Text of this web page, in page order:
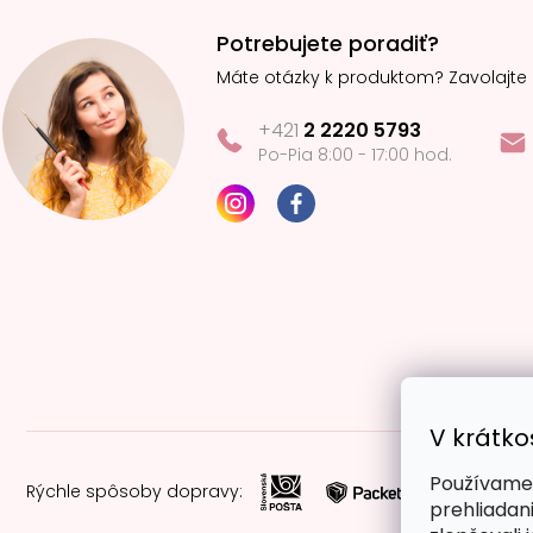
V
Potrebujete poradiť?
Máte otázky k produktom? Zavolajte
+421 2 2220 5793
Po-Pia 8:00 - 17:00 hod.
Rýchle spôsoby dopravy: